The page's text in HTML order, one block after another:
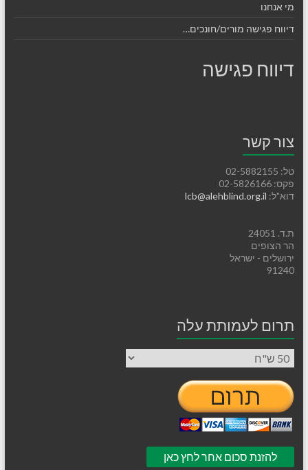
מי אנחנו
דיווח פגישה מורים/חונכים…
דיווח פגישה
צור קשר
טל: 02-5882155
פקס: 02-5826166
דוא"ל:
ת.ד. 24051
הר הצופים
ירושלים - ישראל
91240
תרום לעמותת עלה